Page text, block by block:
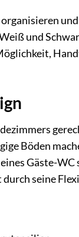
und
Böden
Gäste-
durch seine